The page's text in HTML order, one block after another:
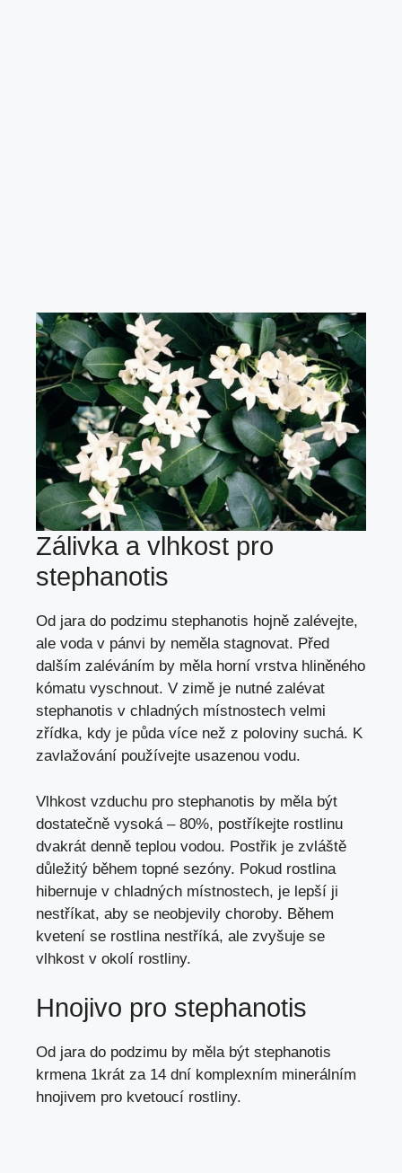
Zálivka a vlhkost pro
stephanotis
Od jara do podzimu stephanotis hojně zalévejte,
ale voda v pánvi by neměla stagnovat. Před
dalším zaléváním by měla horní vrstva hliněného
kómatu vyschnout. V zimě je nutné zalévat
stephanotis v chladných místnostech velmi
zřídka, kdy je půda více než z poloviny suchá. K
zavlažování používejte usazenou vodu.
Vlhkost vzduchu pro stephanotis by měla být
dostatečně vysoká – 80%, postříkejte rostlinu
dvakrát denně teplou vodou. Postřik je zvláště
důležitý během topné sezóny. Pokud rostlina
hibernuje v chladných místnostech, je lepší ji
nestříkat, aby se neobjevily choroby. Během
kvetení se rostlina nestříká, ale zvyšuje se
vlhkost v okolí rostliny.
Hnojivo pro stephanotis
Od jara do podzimu by měla být stephanotis
krmena 1krát za 14 dní komplexním minerálním
hnojivem pro kvetoucí rostliny.